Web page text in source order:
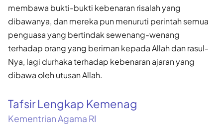
membawa bukti-bukti kebenaran risalah yang
dibawanya, dan mereka pun menuruti perintah semua
penguasa yang bertindak sewenang-wenang
terhadap orang yang beriman kepada Allah dan rasul-
Nya, lagi durhaka terhadap kebenaran ajaran yang
dibawa oleh utusan Allah.
Tafsir Lengkap Kemenag
Kementrian Agama RI